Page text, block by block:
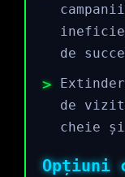
de
de
cheie
Opțiuni